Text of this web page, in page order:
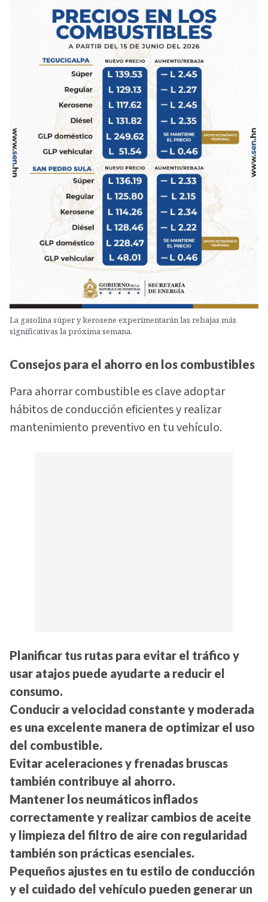
La gasolina súper y kerosene experimentarán las rebajas más
significativas la próxima semana.
Consejos para el ahorro en los combustibles
Para ahorrar combustible es clave adoptar
hábitos de conducción eficientes y realizar
mantenimiento preventivo en tu vehículo.
Planificar tus rutas para evitar el tráfico y
usar atajos puede ayudarte a reducir el
consumo.
Conducir a velocidad constante y moderada
es una excelente manera de optimizar el uso
del combustible.
Evitar aceleraciones y frenadas bruscas
también contribuye al ahorro.
Mantener los neumáticos inflados
correctamente y realizar cambios de aceite
y limpieza del filtro de aire con regularidad
también son prácticas esenciales.
Pequeños ajustes en tu estilo de conducción
y el cuidado del vehículo pueden generar un